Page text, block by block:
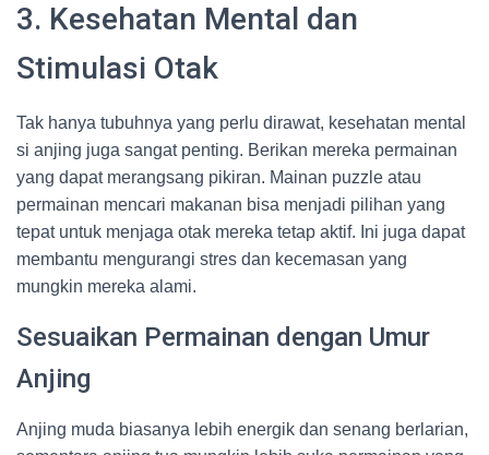
3. Kesehatan Mental dan
Stimulasi Otak
Tak hanya tubuhnya yang perlu dirawat, kesehatan mental
si anjing juga sangat penting. Berikan mereka permainan
yang dapat merangsang pikiran. Mainan puzzle atau
permainan mencari makanan bisa menjadi pilihan yang
tepat untuk menjaga otak mereka tetap aktif. Ini juga dapat
membantu mengurangi stres dan kecemasan yang
mungkin mereka alami.
Sesuaikan Permainan dengan Umur
Anjing
Anjing muda biasanya lebih energik dan senang berlarian,